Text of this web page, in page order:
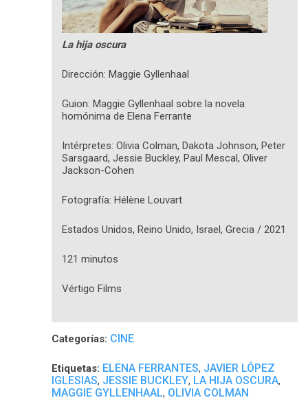
La hija oscura
Dirección: Maggie Gyllenhaal
Guion: Maggie Gyllenhaal sobre la novela
homónima de Elena Ferrante
Intérpretes: Olivia Colman, Dakota Johnson, Peter
Sarsgaard, Jessie Buckley, Paul Mescal, Oliver
Jackson-Cohen
Fotografía: Hélène Louvart
Estados Unidos, Reino Unido, Israel, Grecia / 2021
121 minutos
Vértigo Films
Categorías: CINE
Etiquetas: ELENA FERRANTES, JAVIER LÓPEZ
IGLESIAS, JESSIE BUCKLEY, LA HIJA OSCURA,
MAGGIE GYLLENHAAL, OLIVIA COLMAN